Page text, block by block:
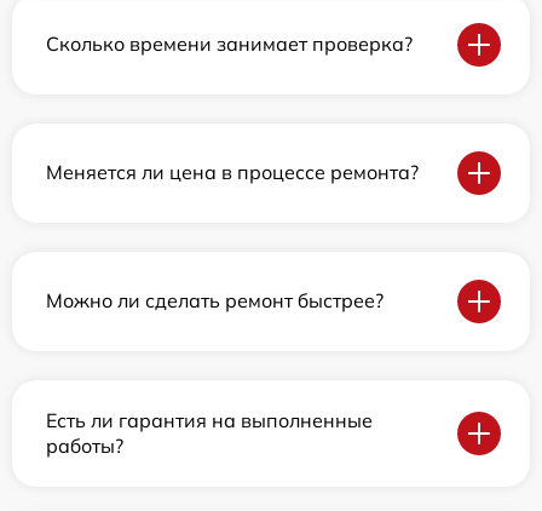
Сколько времени занимает проверка?
Меняется ли цена в процессе ремонта?
Можно ли сделать ремонт быстрее?
Есть ли гарантия на выполненные
работы?